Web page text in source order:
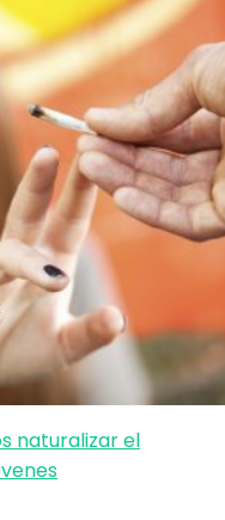
naturalizar el